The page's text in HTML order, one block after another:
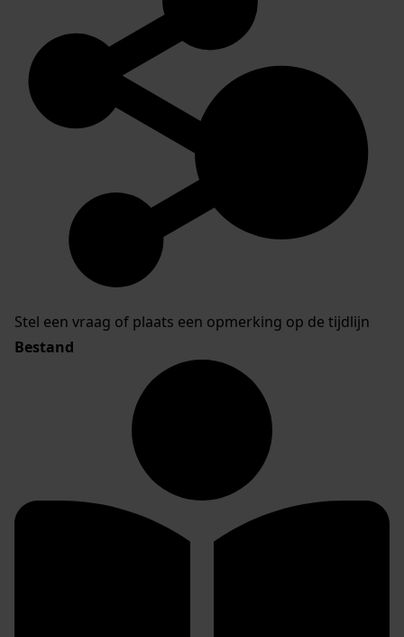
Stel een vraag of plaats een opmerking op de tijdlijn
Bestand